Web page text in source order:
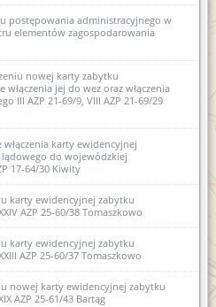
postępowania administracyjnego w
elementów zagospodarowania
nowej karty zabytku
włączenia jej do wez oraz włączenia
III AZP 21-69/9, VIII AZP 21-69/29
karty ewidencyjnej
do wojewódzkiej
17-64/30 Kiwity
karty ewidencyjnej zabytku
AZP 25-60/38 Tomaszkowo
karty ewidencyjnej zabytku
AZP 25-60/37 Tomaszkowo
nowej karty ewidencyjnej zabytku
AZP 25-61/43 Bartąg